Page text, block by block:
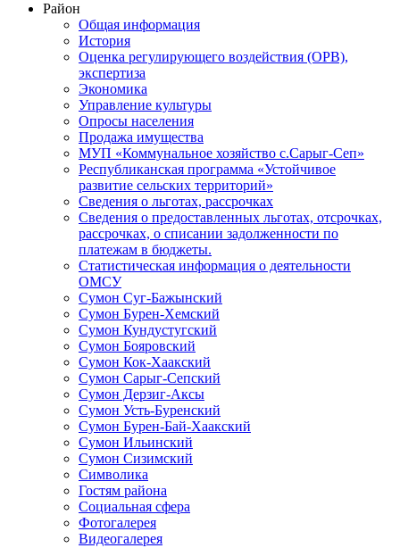
Район
Общая информация
История
Оценка регулирующего воздействия (ОРВ),
экспертиза
Экономика
Управление культуры
Опросы населения
Продажа имущества
МУП «Коммунальное хозяйство с.Сарыг-Сеп»
Республиканская программа «Устойчивое
развитие сельских территорий»
Сведения о льготах, рассрочках
Сведения о предоставленных льготах, отсрочках,
рассрочках, о списании задолженности по
платежам в бюджеты.
Статистическая информация о деятельности
ОМСУ
Сумон Суг-Бажынский
Сумон Бурен-Хемский
Сумон Кундустугский
Сумон Бояровский
Сумон Кок-Хаакский
Сумон Сарыг-Сепский
Сумон Дерзиг-Аксы
Сумон Усть-Буренский
Сумон Бурен-Бай-Хаакский
Сумон Ильинский
Сумон Сизимский
Символика
Гостям района
Социальная сфера
Фотогалерея
Видеогалерея